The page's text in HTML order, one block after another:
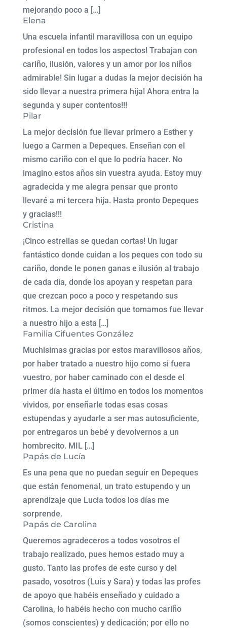
mejorando poco a […]
Elena
Una escuela infantil maravillosa con un equipo
profesional en todos los aspectos! Trabajan con
cariño, ilusión, valores y un amor por los niños
admirable! Sin lugar a dudas la mejor decisión ha
sido llevar a nuestra primera hija! Ahora entra la
segunda y super contentos!!!
Pilar
La mejor decisión fue llevar primero a Esther y
luego a Carmen a Depeques. Enseñan con el
mismo cariño con el que lo podría hacer. No
imagino estos años sin vuestra ayuda. Estoy muy
agradecida y me alegra pensar que pronto
llevaré a mi tercera hija. Hasta pronto Depeques
y gracias!!!
Cristina
¡Cinco estrellas se quedan cortas! Un lugar
fantástico donde cuidan a los peques con todo su
cariño, donde le ponen ganas e ilusión al trabajo
de cada día, donde los apoyan y respetan para
que crezcan poco a poco y respetando sus
ritmos. La mejor decisión que tomamos fue llevar
a nuestro hijo a esta […]
Familia Cifuentes González
Muchisimas gracias por estos maravillosos años,
por haber tratado a nuestro hijo como si fuera
vuestro, por haber caminado con el desde el
primer día hasta el último en todos los momentos
vividos, por enseñarle todas esas cosas
estupendas y ayudarle a ser mas autosuficiente,
por entregaros un bebé y devolvernos a un
hombrecito. MIL […]
Papás de Lucía
Es una pena que no puedan seguir en Depeques
que están fenomenal, un trato estupendo y un
aprendizaje que Lucia todos los días me
sorprende.
Papás de Carolina
Queremos agradeceros a todos vosotros el
trabajo realizado, pues hemos estado muy a
gusto. Tanto las profes de este curso y del
pasado, vosotros (Luís y Sara) y todas las profes
de apoyo que habéis enseñado y cuidado a
Carolina, lo habéis hecho con mucho cariño
(somos conscientes) y dedicación; por ello no